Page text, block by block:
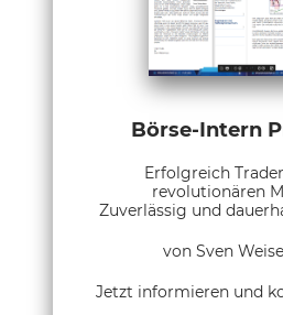
Börse-Intern
Erfolgreich
revolutionären
Zuverlässig und
von Sven
Jetzt informieren und